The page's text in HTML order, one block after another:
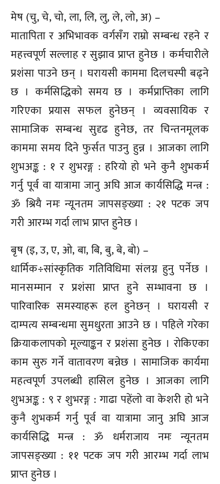
मेष (चु, चे, चो, ला, लि, लु, ले, लो, अ) –
मातापिता र अभिभावक वर्गसँग राम्रो सम्बन्ध रहने र
महत्त्वपूर्ण सल्लाह र सुझाव प्राप्त हुनेछ । कर्मचारीले
प्रशंसा पाउने छन् । घरायसी काममा दिलचस्पी बढ्ने
छ । कर्मसिद्धिको समय छ । कर्मप्राप्तिका लागि
गरिएका प्रयास सफल हुनेछन् । व्यवसायिक र
सामाजिक सम्बन्ध सुदृढ हुनेछ, तर चिन्तनमूलक
काममा समय दिने फुर्सत पाउनु हुन्न । आजका लागि
शुभअङ्क : १ र शुभरङ्ग : हरियो हो भने कुनै शुभकर्म
गर्नु पूर्व वा यात्रामा जानु अघि आज कार्यसिद्धि मन्त्र :
ॐ श्रियै नमः न्यूनतम जापसङ्ख्या : २१ पटक जप
गरी आरम्भ गर्दा लाभ प्राप्त हुनेछ ।
बृष (इ, उ, ए, ओ, बा, बि, बु, बे, बो) –
धार्मिक÷सांस्कृतिक गतिविधिमा संलग्न हुनु पर्नेछ ।
मानसम्मान र प्रशंसा प्राप्त हुने सम्भावना छ ।
पारिवारिक समस्याहरू हल हुनेछन् । घरायसी र
दाम्पत्य सम्बन्धमा सुमधुरता आउने छ । पहिले गरेका
क्रियाकलापको मूल्याङ्कन र प्रशंसा हुनेछ । रोकिएका
काम सुरु गर्ने वातावरण बन्नेछ । सामाजिक कार्यमा
महत्वपूर्ण उपलब्धी हासिल हुनेछ । आजका लागि
शुभअङ्क : ९ र शुभरङ्ग : गाढा पहेंलो वा केशरी हो भने
कुनै शुभकर्म गर्नु पूर्व वा यात्रामा जानु अघि आज
कार्यसिद्धि मन्त्र : ॐ धर्मराजाय नमः न्यूनतम
जापसङ्ख्या : ११ पटक जप गरी आरम्भ गर्दा लाभ
प्राप्त हुनेछ ।